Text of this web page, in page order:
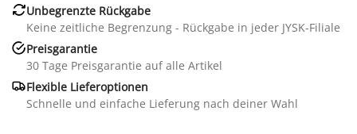
Unbegrenzte Rückgabe
Keine zeitliche Begrenzung - Rückgabe in jeder JYSK-Filiale
Preisgarantie
30 Tage Preisgarantie auf alle Artikel
Flexible Lieferoptionen
Schnelle und einfache Lieferung nach deiner Wahl